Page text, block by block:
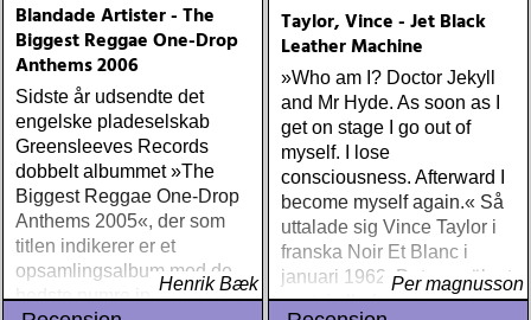
Blandade Artister - The
Biggest Reggae One-Drop
Anthems 2006
Sidste år udsendte det
engelske pladeselskab
Greensleeves Records
dobbelt albummet »The
Biggest Reggae One-Drop
Anthems 2005«, der som
titlen indikerer er et
opsamlingsalbum med de
bedste numre indenfor den
Henrik Bæk
Taylor, Vince - Jet Black
Leather Machine
»Who am I? Doctor Jekyll
and Mr Hyde. As soon as I
get on stage I go out of
myself. I lose
consciousness. Afterward I
become myself again.« Så
uttalade sig Vince Taylor i
franska Noir Et Blanc i
januari 1962. Det var säkert
sant, i alla fall så pass tidigt
Per magnusson